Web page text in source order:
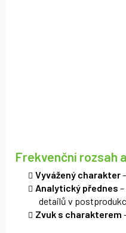
Frekvenční rozsah
Vyvážený charakter
Analytický přednes
detailů v
Zvuk s charakterem